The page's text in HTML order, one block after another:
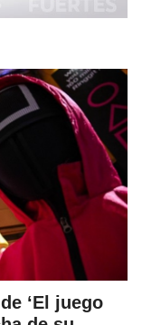
‘El juego